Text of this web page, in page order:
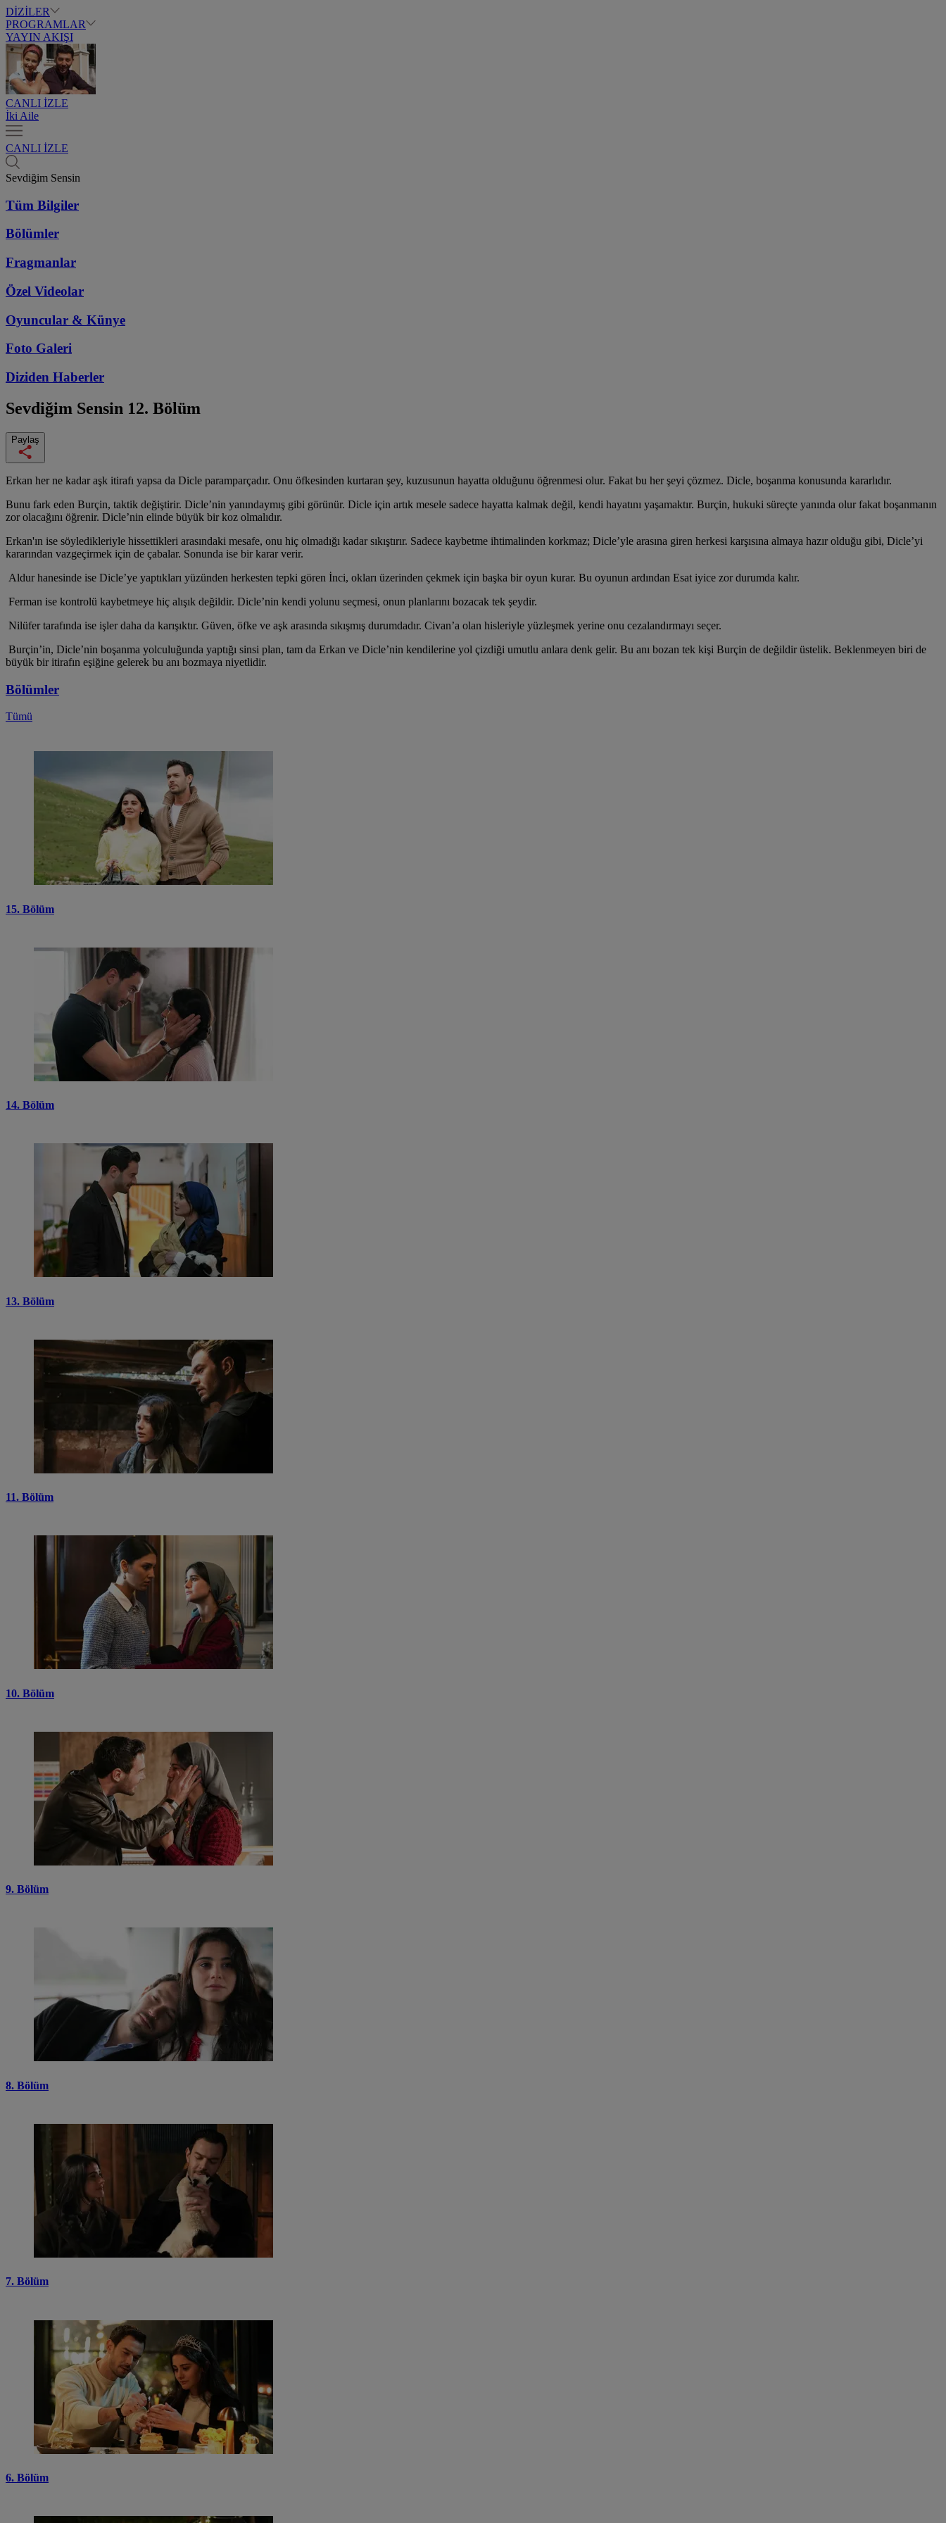
DİZİLER
PROGRAMLAR
YAYIN AKIŞI
CANLI İZLE
İki Aile
CANLI İZLE
Sevdiğim Sensin
Tüm Bilgiler
Bölümler
Fragmanlar
Özel Videolar
Oyuncular & Künye
Foto Galeri
Diziden Haberler
Sevdiğim Sensin 12. Bölüm
Paylaş
Erkan her ne kadar aşk itirafı yapsa da Dicle paramparçadır. Onu öfkesinden kurtaran şey, kuzusunun hayatta olduğunu öğrenmesi olur. Fakat bu her şeyi çözmez. Dicle, boşanma konusunda kararlıdır.
Bunu fark eden Burçin, taktik değiştirir. Dicle’nin yanındaymış gibi görünür. Dicle için artık mesele sadece hayatta kalmak değil, kendi hayatını yaşamaktır. Burçin, hukuki süreçte yanında olur fakat boşanmanın
zor olacağını öğrenir. Dicle’nin elinde büyük bir koz olmalıdır.
Erkan'ın ise söyledikleriyle hissettikleri arasındaki mesafe, onu hiç olmadığı kadar sıkıştırır. Sadece kaybetme ihtimalinden korkmaz; Dicle’yle arasına giren herkesi karşısına almaya hazır olduğu gibi, Dicle’yi
kararından vazgeçirmek için de çabalar. Sonunda ise bir karar verir.
Aldur hanesinde ise Dicle’ye yaptıkları yüzünden herkesten tepki gören İnci, okları üzerinden çekmek için başka bir oyun kurar. Bu oyunun ardından Esat iyice zor durumda kalır.
Ferman ise kontrolü kaybetmeye hiç alışık değildir. Dicle’nin kendi yolunu seçmesi, onun planlarını bozacak tek şeydir.
Nilüfer tarafında ise işler daha da karışıktır. Güven, öfke ve aşk arasında sıkışmış durumdadır. Civan’a olan hisleriyle yüzleşmek yerine onu cezalandırmayı seçer.
Burçin’in, Dicle’nin boşanma yolculuğunda yaptığı sinsi plan, tam da Erkan ve Dicle’nin kendilerine yol çizdiği umutlu anlara denk gelir. Bu anı bozan tek kişi Burçin de değildir üstelik. Beklenmeyen biri de
büyük bir itirafın eşiğine gelerek bu anı bozmaya niyetlidir.
Bölümler
Tümü
15. Bölüm
14. Bölüm
13. Bölüm
11. Bölüm
10. Bölüm
9. Bölüm
8. Bölüm
7. Bölüm
6. Bölüm